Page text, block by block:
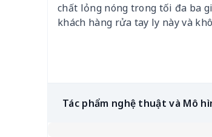
chất lỏng nóng trong tối đa ba
khách hàng rửa tay ly này và
Tác phẩm nghệ thuật và Mô